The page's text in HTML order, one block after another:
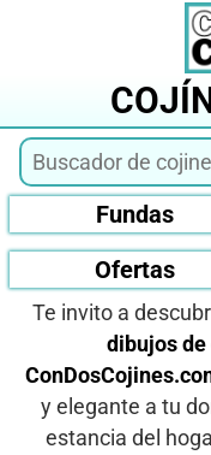
Fundas
Ofertas
Te invito a
dibujos de
y elegante a tu
estancia del